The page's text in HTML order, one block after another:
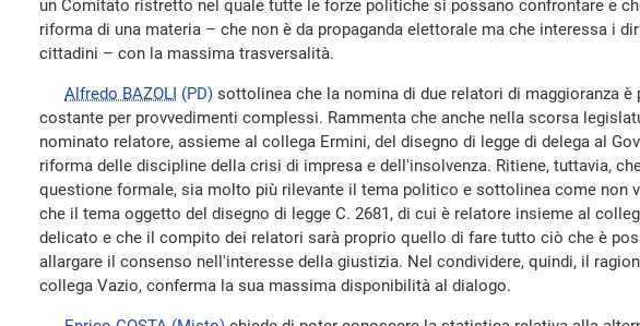
un Comitato ristretto nel quale tutte le forze politiche si possano confrontare e
riforma di una materia – che non è da propaganda elettorale ma che interessa i
cittadini – con la massima trasversalità.
Alfredo BAZOLI (PD) sottolinea che la nomina di due relatori di maggioranza è
costante per provvedimenti complessi. Rammenta che anche nella scorsa
nominato relatore, assieme al collega Ermini, del disegno di legge di delega al
riforma delle discipline della crisi di impresa e dell'insolvenza. Ritiene, tuttavia,
questione formale, sia molto più rilevante il tema politico e sottolinea come non
che il tema oggetto del disegno di legge C. 2681, di cui è relatore insieme al
delicato e che il compito dei relatori sarà proprio quello di fare tutto ciò che è
allargare il consenso nell'interesse della giustizia. Nel condividere, quindi, il
collega Vazio, conferma la sua massima disponibilità al dialogo.